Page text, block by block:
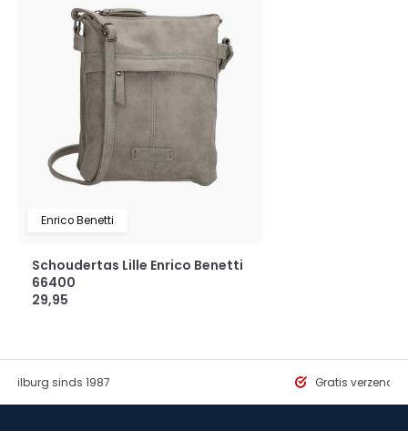
Enrico Benetti
Schoudertas Lille Enrico Benetti
66400
29,95
Tilburg sinds 1987 Gratis